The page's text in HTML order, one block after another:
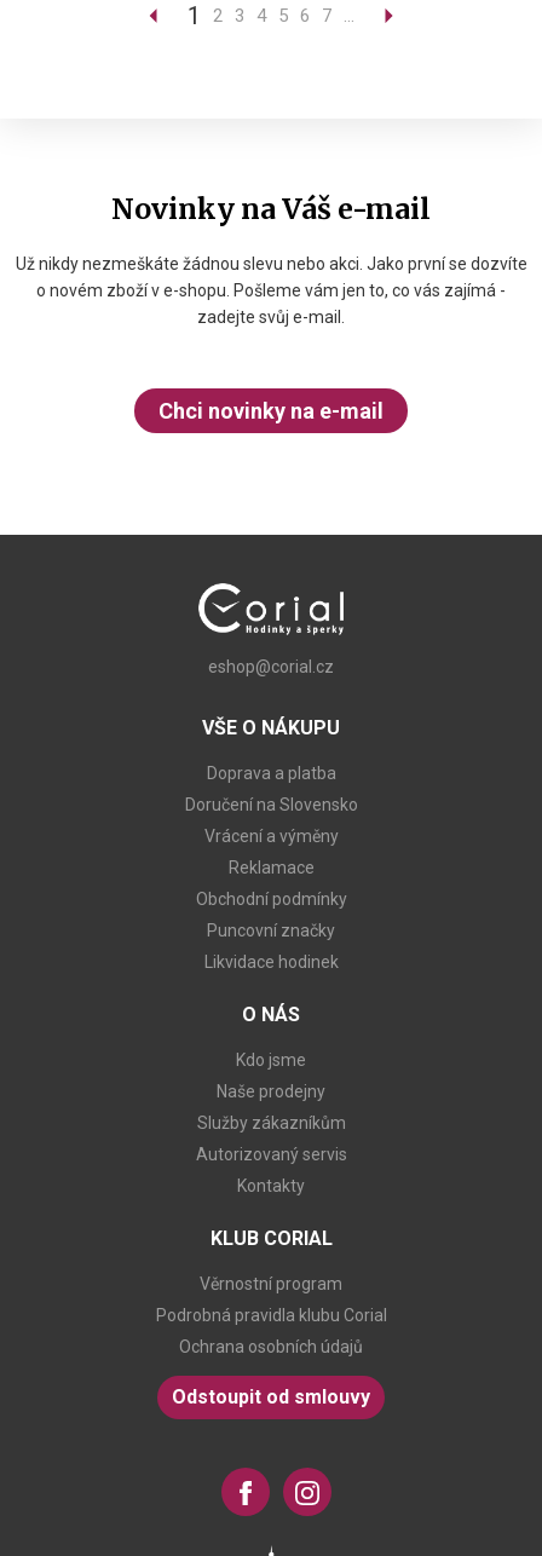
1 2 3 4 5 6 7 ...
Novinky na Váš e-mail
Už nikdy nezmeškáte žádnou slevu nebo akci. Jako první se dozvíte
o novém zboží v e-shopu. Pošleme vám jen to, co vás zajímá -
zadejte svůj e-mail.
Chci novinky na e-mail
eshop@corial.cz
VŠE O NÁKUPU
Doprava a platba
Doručení na Slovensko
Vrácení a výměny
Reklamace
Obchodní podmínky
Puncovní značky
Likvidace hodinek
O NÁS
Kdo jsme
Naše prodejny
Služby zákazníkům
Autorizovaný servis
Kontakty
KLUB CORIAL
Věrnostní program
Podrobná pravidla klubu Corial
Ochrana osobních údajů
Odstoupit od smlouvy